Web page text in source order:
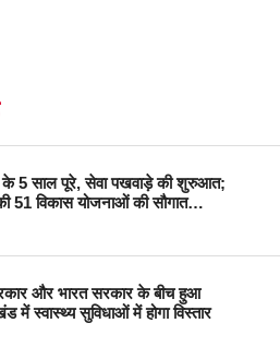
के 5 साल पूरे, सेवा पखवाड़े की शुरुआत;
51 विकास योजनाओं की सौगात…
और भारत सरकार के बीच हुआ
में स्वास्थ्य सुविधाओं में होगा विस्तार